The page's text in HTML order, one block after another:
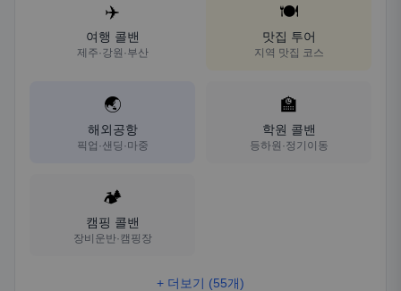
✈️
여행 콜밴
제주·강원·부산
🍽️
맛집 투어
지역 맛집 코스
🌏
해외공항
픽업·샌딩·마중
🏫
학원 콜밴
등하원·정기이동
🏕️
캠핑 콜밴
장비운반·캠핑장
+ 더보기 (55개)